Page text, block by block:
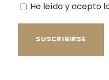
He leído y acepto